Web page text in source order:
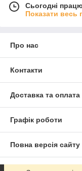
Сьогодні
Показати весь
Про нас
Контакти
Доставка та оплата
Графік роботи
Повна версія сайту